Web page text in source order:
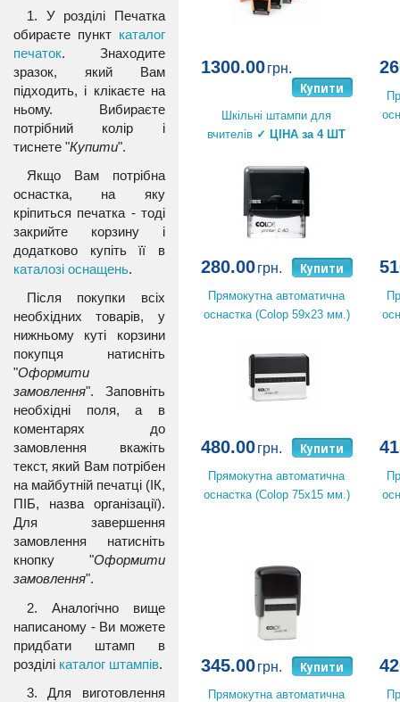
1. У розділі Печатка
обираєте пункт каталог
печаток. Знаходите
зразок, який Вам
підходить, і клікаєте на
ньому. Вибираєте
потрібний колір і
тиснете "Купити".
Якщо Вам потрібна
оснастка, на яку
кріпиться печатка - тоді
закрийте корзину і
додатково купіть її в
каталозі оснащень.
Після покупки всіх
необхідних товарів, у
нижньому куті корзини
покупця натисніть
"Оформити
замовлення". Заповніть
необхідні поля, а в
коментарях до
замовлення вкажіть
текст, який Вам потрібен
на майбутній печатці (ІК,
ПІБ, назва організації).
Для завершення
замовлення натисніть
кнопку "Оформити
замовлення".
2. Аналогічно вище
написаному - Ви можете
придбати штамп в
розділі каталог штампів.
3. Для виготовлення
1300.00грн.
Купити
Шкільні штампи для
вчителів ✓ ЦІНА за 4 ШТ
280.00грн. Купити
Прямокутна автоматична
оснастка (Colop 59x23 мм.)
480.00грн. Купити
Прямокутна автоматична
оснастка (Colop 75x15 мм.)
345.00грн. Купити
Прямокутна автоматична